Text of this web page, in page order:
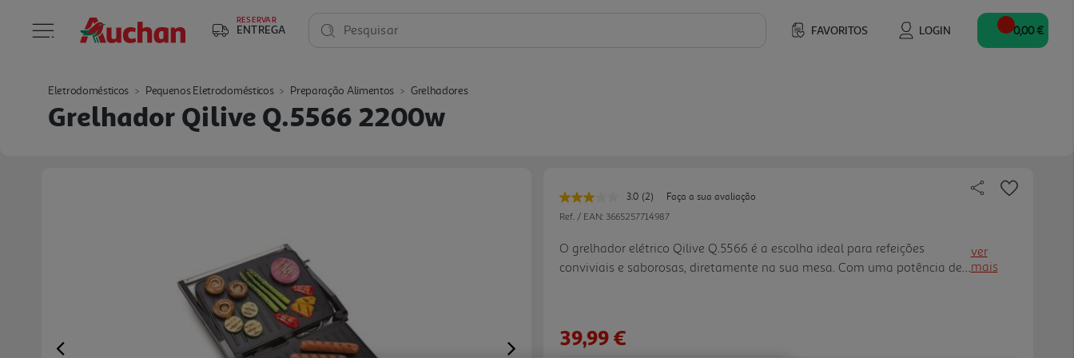
RESERVAR
ENTREGA FAVORITOS LOGIN
Pesquisar 0,00 €
Eletrodomésticos Pequenos Eletrodomésticos Preparação Alimentos Grelhadores
Grelhador Qilive Q.5566 2200w
3.0 Leu
2
Link
para
a
(2)
Faça a sua avaliação
Ref. / EAN: 3665257714987
O grelhador elétrico Qilive Q.5566 é a escolha ideal para refeições
conviviais e saborosas, diretamente na sua mesa. Com uma potência de
para obter aquelas marcas perfeitas em bifes ou hambúrgueres, ideal
ver
mais
39,99 €